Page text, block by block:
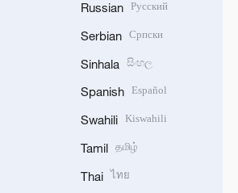
Russian Русский
Serbian Српски
Sinhala සිංහල
Spanish Español
Swahili Kiswahili
Tamil தமிழ்
Thai ไทย